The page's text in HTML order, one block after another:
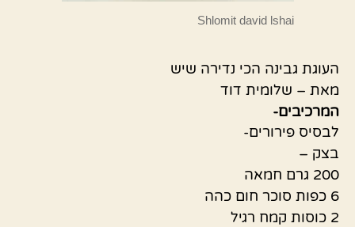
Shlomit david lshai
העוגת גבינה הכי נדירה שיש
מאת – שלומית דוד
המרכיבים-
לבסיס פירורים-
בצק –
200 גרם חמאה
6 כפות סוכר חום כהה
2 כוסות קמח רגיל